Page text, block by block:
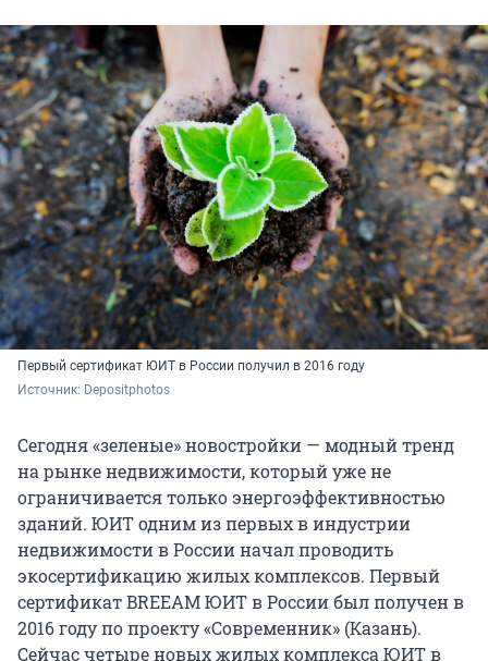
Первый сертификат ЮИТ в России получил в 2016 году
Источник: Depositphotos
Сегодня «зеленые» новостройки — модный тренд
на рынке недвижимости, который уже не
ограничивается только энергоэффективностью
зданий. ЮИТ одним из первых в индустрии
недвижимости в России начал проводить
экосертификацию жилых комплексов. Первый
сертификат BREEAM ЮИТ в России был получен в
2016 году по проекту «Современник» (Казань).
Сейчас четыре новых жилых комплекса ЮИТ в